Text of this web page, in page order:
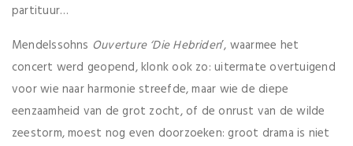
partituur…
Mendelssohns Ouverture ‘Die Hebriden’, waarmee het
concert werd geopend, klonk ook zo: uitermate overtuigend
voor wie naar harmonie streefde, maar wie de diepe
eenzaamheid van de grot zocht, of de onrust van de wilde
zeestorm, moest nog even doorzoeken: groot drama is niet